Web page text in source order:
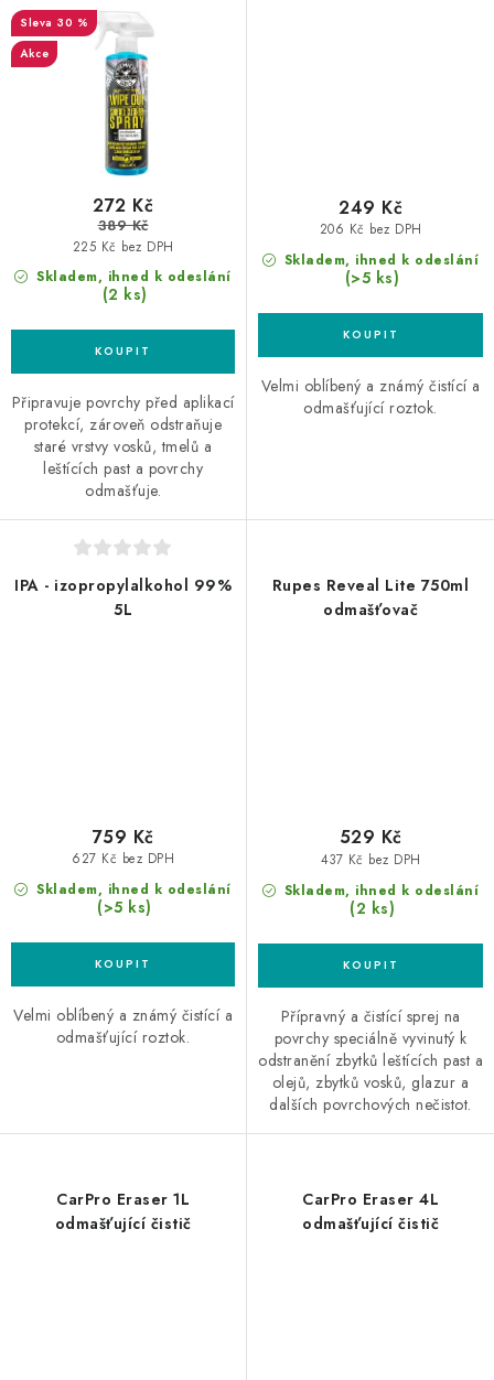
30 %
Akce
Skladem, ihned k odeslání
(2 ks)
225 Kč bez DPH
272 Kč
389 Kč
Připravuje povrchy před aplikací
protekcí, zároveň odstraňuje
staré vrstvy vosků, tmelů a
leštících past a povrchy
odmašťuje.
Skladem, ihned k odeslání
(>5 ks)
206 Kč bez DPH
249 Kč
Velmi oblíbený a známý čistící a
odmašťující roztok.
IPA - izopropylalkohol 99%
5L
Skladem, ihned k odeslání
(>5 ks)
627 Kč bez DPH
759 Kč
Velmi oblíbený a známý čistící a
odmašťující roztok.
Rupes Reveal Lite 750ml
odmašťovač
Skladem, ihned k odeslání
(2 ks)
437 Kč bez DPH
529 Kč
Přípravný a čistící sprej na
povrchy speciálně vyvinutý k
odstranění zbytků leštících past a
olejů, zbytků vosků, glazur a
dalších povrchových nečistot.
CarPro Eraser 1L
odmašťující čistič
CarPro Eraser 4L
odmašťující čistič